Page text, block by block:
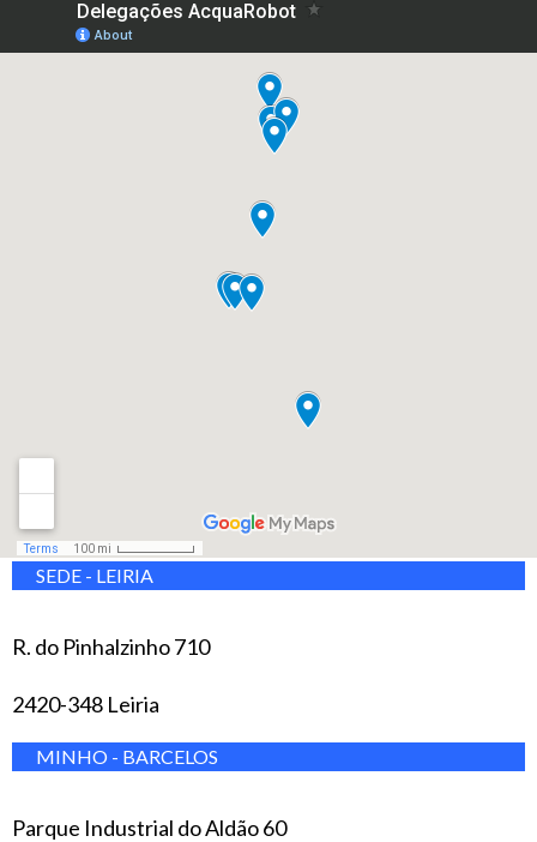
SEDE - LEIRIA
R. do Pinhalzinho 710
2420-348 Leiria
MINHO - BARCELOS
Parque Industrial do Aldão 60